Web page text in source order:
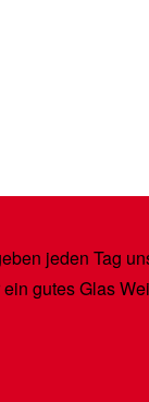
jeden Tag
gutes Glas